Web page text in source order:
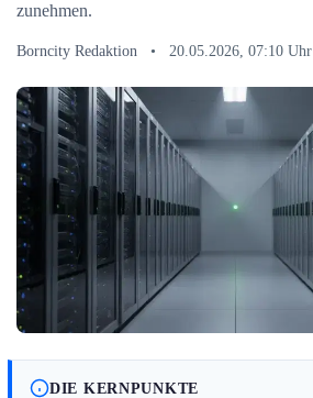
zunehmen.
Borncity Redaktion • 20.05.2026, 07:10 Uhr
DIE KERNPUNKTE